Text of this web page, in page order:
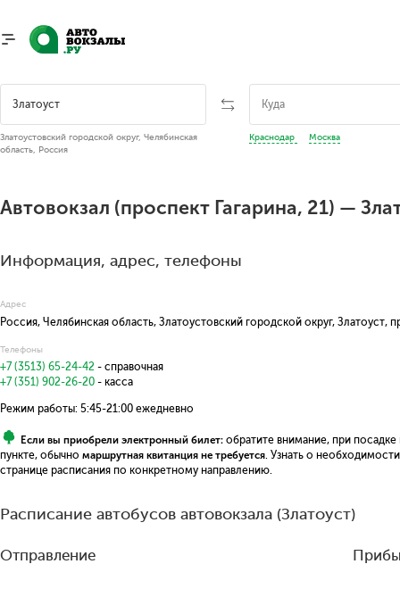
Златоустовский городской округ, Челябинская
область, Россия
Краснодар Москва
Автовокзал (проспект Гагарина, 21) —
Информация, адрес, телефоны
Адрес
Россия, Челябинская область, Златоустовский городской округ, Златоуст,
Телефоны
+7 (3513) 65-24-42 - справочная
+7 (351) 902-26-20 - касса
Режим работы: 5:45-21:00 ежедневно
Если вы приобрели электронный билет: обратите внимание, при
пункте, обычно маршрутная квитанция не требуется. Узнать о
странице расписания по конкретному направлению.
Расписание автобусов автовокзала (Златоуст)
Отправление